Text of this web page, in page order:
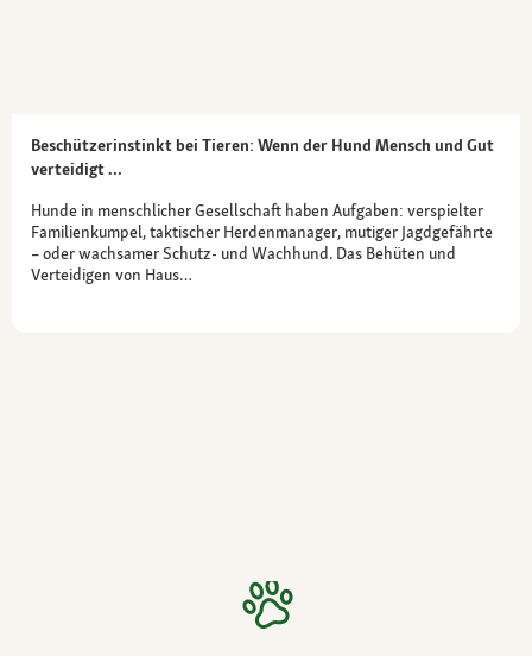
Beschützerinstinkt bei Tieren: Wenn der Hund Mensch und Gut
verteidigt …
Hunde in menschlicher Gesellschaft haben Aufgaben: verspielter
Familienkumpel, taktischer Herdenmanager, mutiger Jagdgefährte
– oder wachsamer Schutz- und Wachhund. Das Behüten und
Verteidigen von Haus…